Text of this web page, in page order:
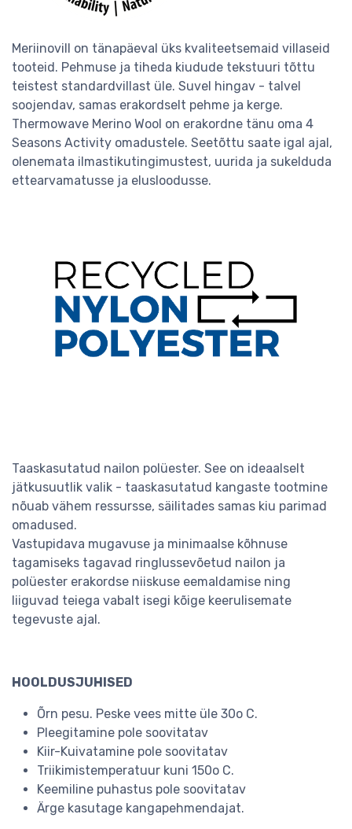
Meriinovill on tänapäeval üks kvaliteetsemaid villaseid
tooteid. Pehmuse ja tiheda kiudude tekstuuri tõttu
teistest standardvillast üle. Suvel hingav - talvel
soojendav, samas erakordselt pehme ja kerge.
Thermowave Merino Wool on erakordne tänu oma 4
Seasons Activity omadustele. Seetõttu saate igal ajal,
olenemata ilmastikutingimustest, uurida ja sukelduda
ettearvamatusse ja elusloodusse.
Taaskasutatud nailon polüester. See on ideaalselt
jätkusuutlik valik - taaskasutatud kangaste tootmine
nõuab vähem ressursse, säilitades samas kiu parimad
omadused.
Vastupidava mugavuse ja minimaalse kõhnuse
tagamiseks tagavad ringlussevõetud nailon ja
polüester erakordse niiskuse eemaldamise ning
liiguvad teiega vabalt isegi kõige keerulisemate
tegevuste ajal.
HOOLDUSJUHISED
Õrn pesu. Peske vees mitte üle 30o C.
Pleegitamine pole soovitatav
Kiir-Kuivatamine pole soovitatav
Triikimistemperatuur kuni 150o C.
Keemiline puhastus pole soovitatav
Ärge kasutage kangapehmendajat.